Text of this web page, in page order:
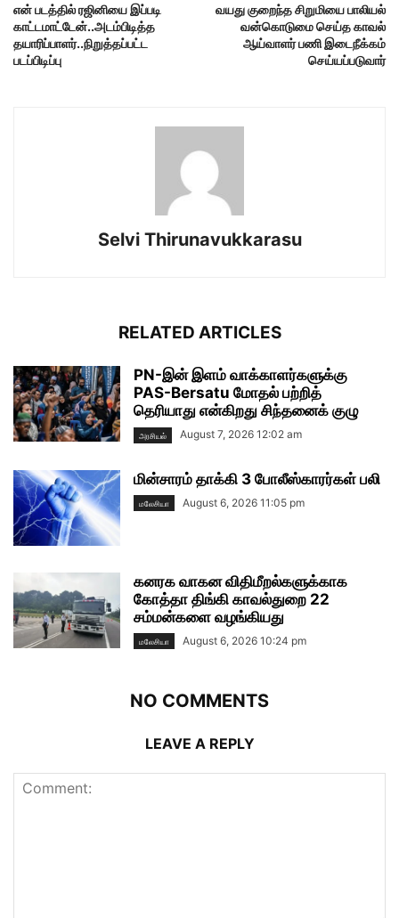
என் படத்தில் ரஜினியை இப்படி
காட்டமாட்டேன்..அடம்பிடித்த
தயாரிப்பாளர்..நிறுத்தப்பட்ட
படப்பிடிப்பு
வயது குறைந்த சிறுமியை பாலியல்
வன்கொடுமை செய்த காவல்
ஆய்வாளர் பணி இடைநீக்கம்
செய்யப்படுவார்
Selvi Thirunavukkarasu
RELATED ARTICLES
PN-இன் இளம் வாக்காளர்களுக்கு
PAS-Bersatu மோதல் பற்றித்
தெரியாது என்கிறது சிந்தனைக் குழு
அரசியல் August 7, 2026 12:02 am
மின்சாரம் தாக்கி 3 போலீஸ்காரர்கள் பலி
மலேசியா August 6, 2026 11:05 pm
கனரக வாகன விதிமீறல்களுக்காக
கோத்தா திங்கி காவல்துறை 22
சம்மன்களை வழங்கியது
மலேசியா August 6, 2026 10:24 pm
NO COMMENTS
LEAVE A REPLY